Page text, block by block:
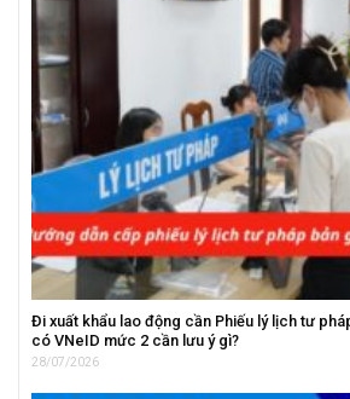
Đi xuất khẩu lao động cần Phiếu lý lịch tư
có VNeID mức 2 cần lưu ý gì?
28/07/2026